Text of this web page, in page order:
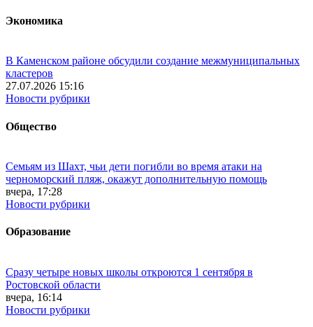
Экономика
В Каменском районе обсудили создание межмуниципальных
кластеров
27.07.2026 15:16
Новости рубрики
Общество
Семьям из Шахт, чьи дети погибли во время атаки на
черноморский пляж, окажут дополнительную помощь
вчера, 17:28
Новости рубрики
Образование
Сразу четыре новых школы откроются 1 сентября в
Ростовской области
вчера, 16:14
Новости рубрики